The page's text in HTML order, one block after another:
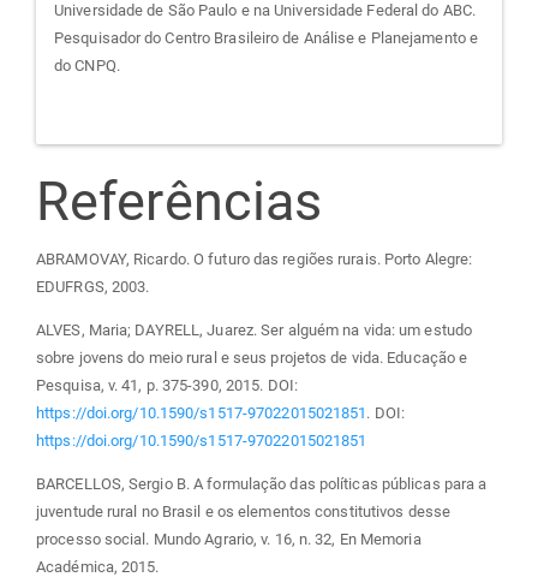
Universidade de São Paulo e na Universidade Federal do ABC.
Pesquisador do Centro Brasileiro de Análise e Planejamento e
do CNPQ.
Referências
ABRAMOVAY, Ricardo. O futuro das regiões rurais. Porto Alegre:
EDUFRGS, 2003.
ALVES, Maria; DAYRELL, Juarez. Ser alguém na vida: um estudo
sobre jovens do meio rural e seus projetos de vida. Educação e
Pesquisa, v. 41, p. 375-390, 2015. DOI:
https://doi.org/10.1590/s1517-97022015021851 . DOI:
https://doi.org/10.1590/s1517-97022015021851
BARCELLOS, Sergio B. A formulação das políticas públicas para a
juventude rural no Brasil e os elementos constitutivos desse
processo social. Mundo Agrario, v. 16, n. 32, En Memoria
Académica, 2015.